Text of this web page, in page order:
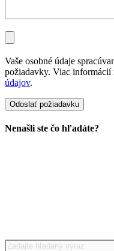
Vaše osobné údaje
požiadavky. Viac informácií
údajov.
Nenašli ste čo hľadáte?